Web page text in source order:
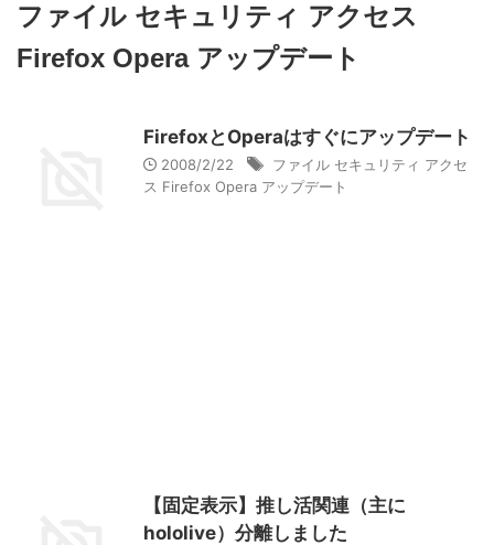
ファイル セキュリティ アクセス
Firefox Opera アップデート
FirefoxとOperaはすぐにアップデート
2008/2/22
ファイル セキュリティ アクセ
ス Firefox Opera アップデート
【固定表示】推し活関連（主に
hololive）分離しました